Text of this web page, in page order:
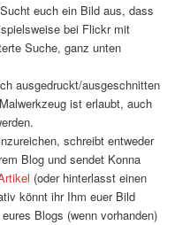
euch ein Bild aus, dass
bei Flickr mit
Suche, ganz unten
ausgedruckt/ausgeschnitten
ist erlaubt, auch
schreibt entweder
Blog und sendet Konna
(oder hinterlasst einen
könnt ihr Ihm euer Bild
Blogs (wenn vorhanden)